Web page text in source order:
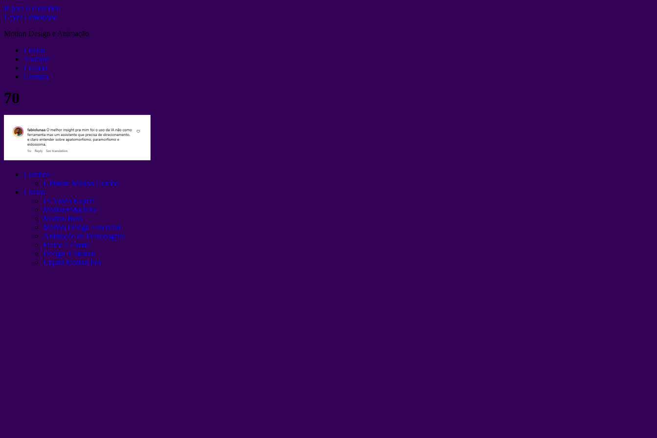
Ir para o conteúdo
Layer Lemonade
Motion Design e Animação
Cursos
Youtube
Collabs
Contato
70
Combos
Ultimate Motion Combo
Cursos
IA Video Expert
Motion+Machine
Motion Boss
Motion Design Essencial
Animação de Personagens
Frame a Frame
Design 4 Motion
Liquid Motion Pro